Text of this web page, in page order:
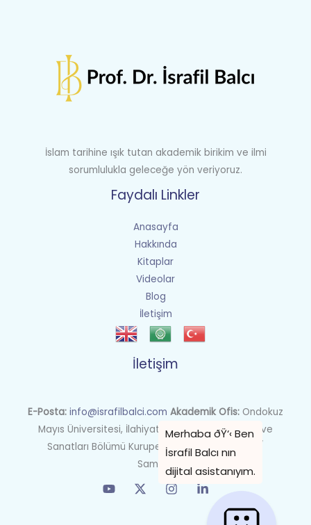
İslam tarihine ışık tutan akademik birikim ve ilmi
sorumlulukla geleceğe yön veriyoruz.
Faydalı Linkler
Anasayfa
Hakkında
Kitaplar
Videolar
Blog
İletişim
İletişim
E-Posta: info@israfilbalci.com Akademik Ofis: Ondokuz
Mayıs Üniversitesi, İlahiyat Fakültesi İslam Tarihi ve
Sanatları Bölümü Kurupelit Kampüsü, Atakum /
Samsun